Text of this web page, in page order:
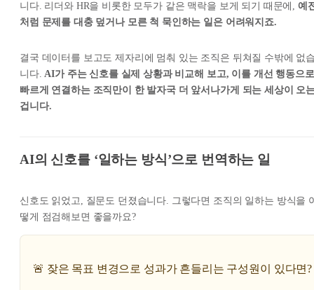
니다. 리더와 HR을 비롯한 모두가 같은 맥락을 보게 되기 때문에, 예
처럼 문제를 대충 덮거나 모른 척 묵인하는 일은 어려워지죠.
결국 데이터를 보고도 제자리에 멈춰 있는 조직은 뒤쳐질 수밖에 없
니다.AI가 주는 신호를 실제 상황과 비교해 보고, 이를 개선 행동으로
빠르게 연결하는 조직만이 한 발자국 더 앞서나가게 되는 세상이 오
겁니다.
AI의 신호를 ‘일하는 방식’으로 번역하는 일
신호도 읽었고, 질문도 던졌습니다. 그렇다면 조직의 일하는 방식을
떻게 점검해보면 좋을까요?
🚨 잦은 목표 변경으로 성과가 흔들리는 구성원이 있다면?